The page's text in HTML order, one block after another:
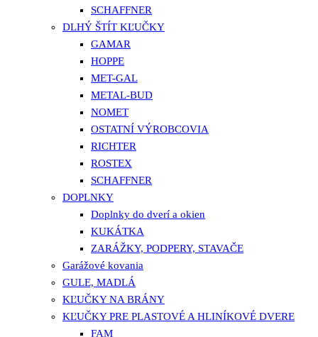
SCHAFFNER
DLHÝ ŠTÍT KĽUČKY
GAMAR
HOPPE
MET-GAL
METAL-BUD
NOMET
OSTATNÍ VÝROBCOVIA
RICHTER
ROSTEX
SCHAFFNER
DOPLNKY
Doplnky do dverí a okien
KUKÁTKA
ZARÁŽKY, PODPERY, STAVAČE
Garážové kovania
GULE, MADLÁ
KĽUČKY NA BRÁNY
KĽUČKY PRE PLASTOVÉ A HLINÍKOVÉ DVERE
FAM